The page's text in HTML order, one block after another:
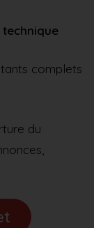
complets
du